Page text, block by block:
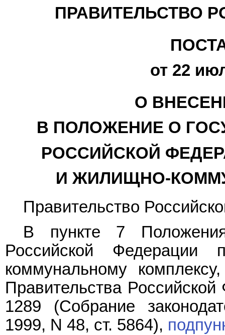
ПРАВИТЕЛЬСТВО
от 22
О
В ПОЛОЖЕНИЕ О
РОССИЙСКОЙ
И ЖИЛИЩНО-
Правительство
В пункте 7
Российской Федерации
коммунальному
Правительства
1289 (Собрание
1999, N 48, ст. 5864),